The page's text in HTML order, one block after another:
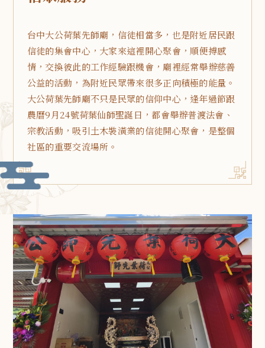
台中大公荷葉先師廟，信徒相當多，也是附近居民跟
信徒的集會中心，大家來這裡開心聚會，順便搏感
情，交換彼此的工作經驗跟機會，廟裡經常舉辦慈善
公益的活動，為附近民眾帶來很多正向積極的能量。
大公荷葉先師廟不只是民眾的信仰中心，逢年過節跟
農曆9月24號荷葉仙師聖誕日，都會舉辦普渡法會、
宗教活動，吸引土木裝潢業的信徒開心聚會，是整個
社區的重要交流場所。